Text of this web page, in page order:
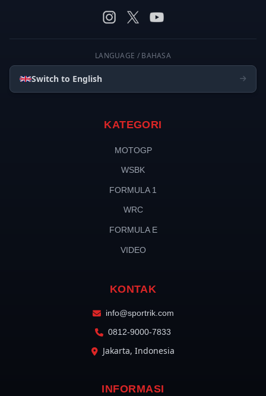
LANGUAGE / BAHASA
Switch to English
KATEGORI
MOTOGP
WSBK
FORMULA 1
WRC
FORMULA E
VIDEO
KONTAK
info@sportrik.com
0812-9000-7833
Jakarta, Indonesia
INFORMASI